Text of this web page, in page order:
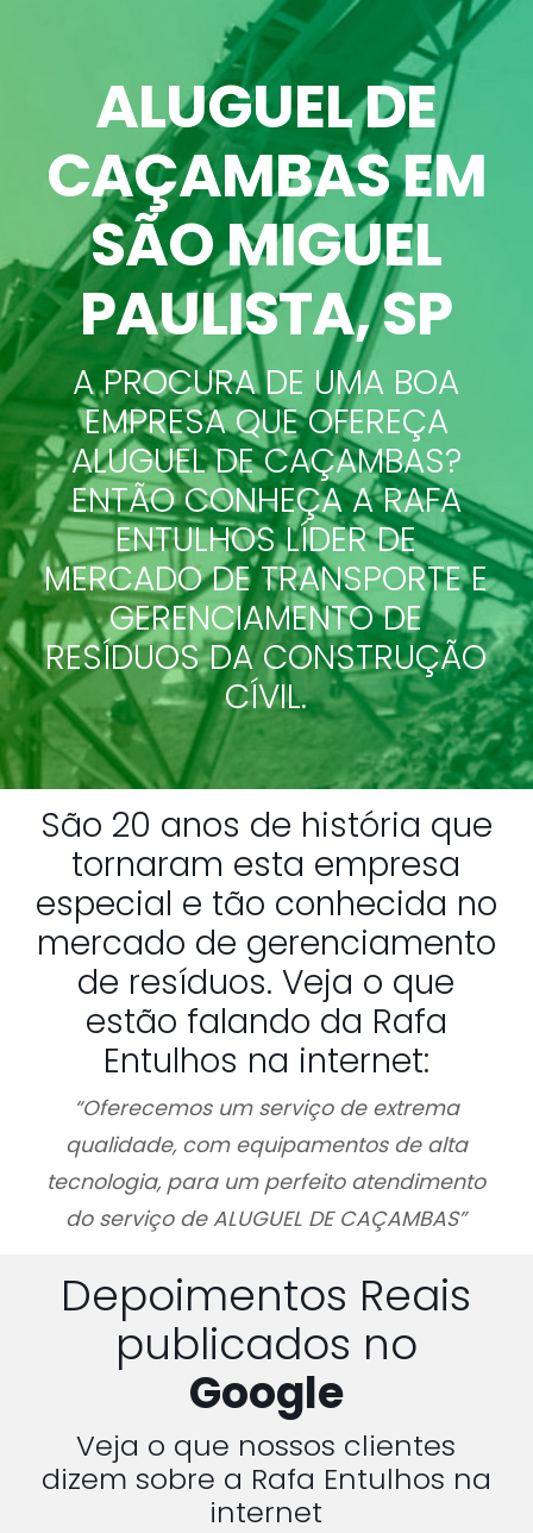
ALUGUEL DE
CAÇAMBASEM
SÃO MIGUEL
PAULISTA, SP
A PROCURA DE UMA BOA
EMPRESA QUE OFEREÇA
ALUGUEL DE CAÇAMBAS?
ENTÃO CONHEÇA A RAFA
ENTULHOS LÍDER DE
MERCADO DE TRANSPORTE E
GERENCIAMENTO DE
RESÍDUOS DA CONSTRUÇÃO
CÍVIL.
São 20 anos de história que
tornaram esta empresa
especial e tão conhecida no
mercado de gerenciamento
de resíduos. Veja o que
estão falando da Rafa
Entulhos na internet:
“Oferecemos um serviço de extrema
qualidade, com equipamentos de alta
tecnologia, para um perfeito atendimento
do serviço de ALUGUEL DE CAÇAMBAS”
Depoimentos Reais
publicados no
Google
Veja o que nossos clientes
dizem sobre a Rafa Entulhos na
internet